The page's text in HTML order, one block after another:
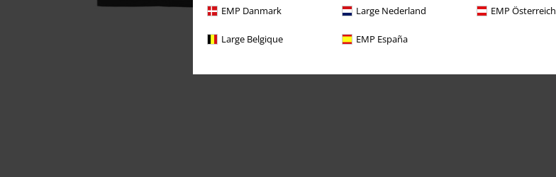
EMP Danmark Large Nederland EMP Österreich
Large Belgique EMP España